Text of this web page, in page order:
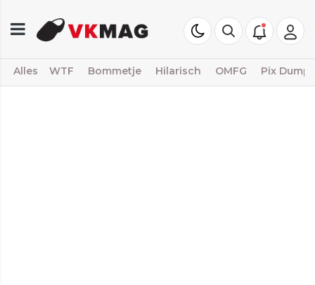
Alles WTF Bommetje Hilarisch OMFG Pix Dump